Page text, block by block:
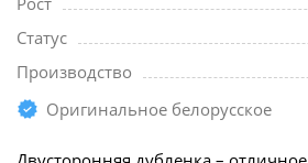
Статус
Производство
Оригинальное белорусское